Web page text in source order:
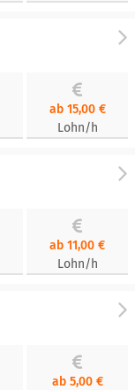
ab 15,00 €
Lohn/h
ab 11,00 €
Lohn/h
ab 5,00 €